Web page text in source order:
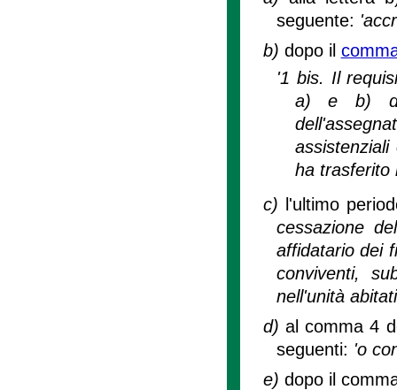
seguente:
b) dopo il
'1 bis. Il
a) e b)
ha trasferito
c)
l'ultimo
cessazione
affidatario dei
conviventi,
nell'unità
d) al comma 4
seguenti: 'o
e) dopo il